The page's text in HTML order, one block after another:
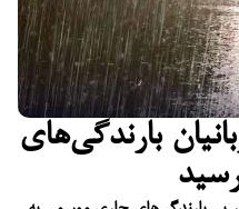
بارندگی‌های